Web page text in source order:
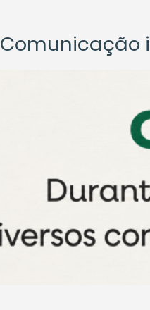
Comunicação